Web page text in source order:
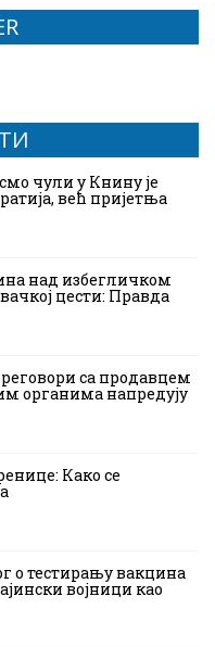
чули у Книну је
већ пријетња
над избегличком
цести: Правда
са продавцем
органима напредују
Како се
о тестирању вакцина
војници као